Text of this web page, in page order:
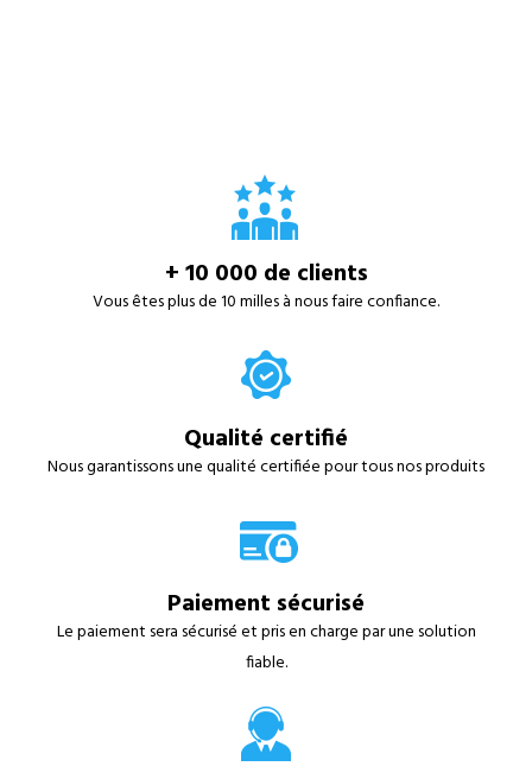
+ 10 000 de clients
Vous êtes plus de 10 milles à nous faire confiance.
Qualité certifié
Nous garantissons une qualité certifiée pour tous nos produits
Paiement sécurisé
Le paiement sera sécurisé et pris en charge par une solution
fiable.